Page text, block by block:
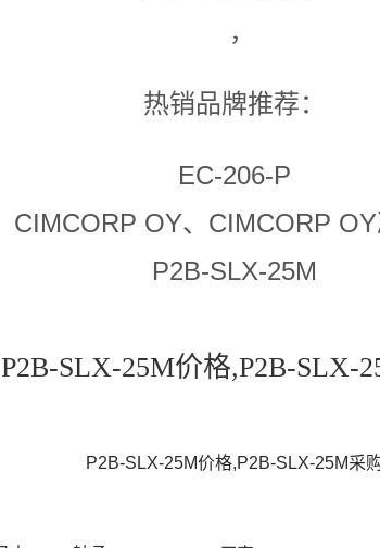
，
热销品牌推荐：
EC-206-P
CIMCORP OY、CIMCORP
P2B-SLX-25M
P2B-SLX-25M价格,P2B-SLX-
P2B-SLX-25M价格,P2B-SLX-25M采